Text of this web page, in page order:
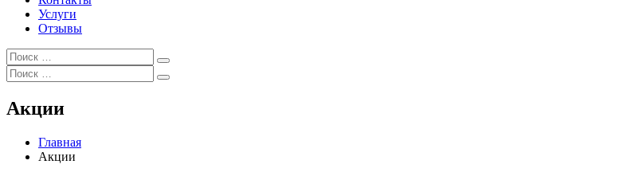
Услуги
Отзывы
Искать:
Поиск
Искать:
Поиск
Акции
Главная
Акции